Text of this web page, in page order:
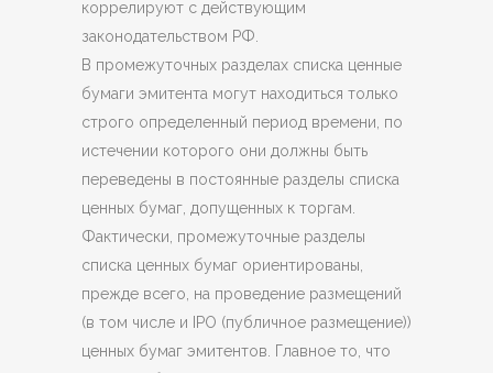
коррелируют с действующим
законодательством РФ.
В промежуточных разделах списка ценные
бумаги эмитента могут находиться только
строго определенный период времени, по
истечении которого они должны быть
переведены в постоянные разделы списка
ценных бумаг, допущенных к торгам.
Фактически, промежуточные разделы
списка ценных бумаг ориентированы,
прежде всего, на проведение размещений
(в том числе и IPO (публичное размещение))
ценных бумаг эмитентов. Главное то, что